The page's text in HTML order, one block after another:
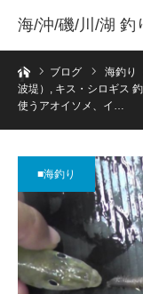
海/沖/磯/川/湖 釣
】ホームブログ 海釣り
波堤） , キス・シロギス 釣
使うアオイソメ、イ…
■海釣り